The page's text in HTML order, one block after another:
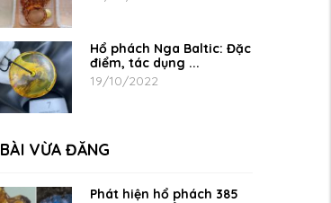
Hổ phách Nga Baltic: Đặc
điểm, tác dụng ...
19/10/2022
BÀI VỪA ĐĂNG
Phát hiện hổ phách 385